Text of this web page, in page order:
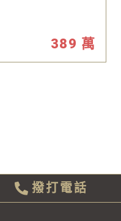
389 萬
撥打電話